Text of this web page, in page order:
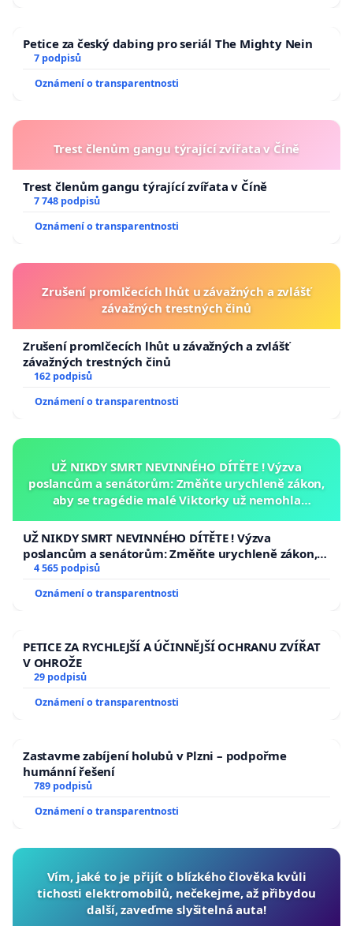
Petice za český dabing pro seriál The Mighty Nein
7 podpisů
Oznámení o transparentnosti
Trest členům gangu týrající zvířata v Číně
Trest členům gangu týrající zvířata v Číně
7 748 podpisů
Oznámení o transparentnosti
Zrušení promlčecích lhůt u závažných a zvlášť
závažných trestných činů
Zrušení promlčecích lhůt u závažných a zvlášť
závažných trestných činů
162 podpisů
Oznámení o transparentnosti
UŽ NIKDY SMRT NEVINNÉHO DÍTĚTE ! Výzva
poslancům a senátorům: Změňte urychleně zákon,
aby se tragédie malé Viktorky už nemohla
UŽ NIKDY SMRT NEVINNÉHO DÍTĚTE ! Výzva
poslancům a senátorům: Změňte urychleně zákon,
aby se tragédie malé Viktorky už nemohla opakovat!
4 565 podpisů
Oznámení o transparentnosti
PETICE ZA RYCHLEJŠÍ A ÚČINNĚJŠÍ OCHRANU ZVÍŘAT
V OHROŽE
29 podpisů
Oznámení o transparentnosti
Zastavme zabíjení holubů v Plzni – podpořme
humánní řešení
789 podpisů
Oznámení o transparentnosti
Vím, jaké to je přijít o blízkého člověka kvůli
tichosti elektromobilů, nečekejme, až přibydou
další, zaveďme slyšitelná auta!